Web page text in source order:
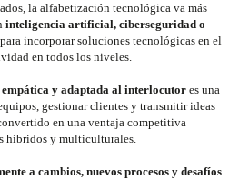
la alfabetización tecnológica va más
inteligencia artificial, ciberseguridad o
incorporar soluciones tecnológicas en el
en todos los niveles.
y adaptada al interlocutor es una
gestionar clientes y transmitir ideas
en una ventaja competitiva
híbridos y multiculturales.
a cambios, nuevos procesos y desafíos